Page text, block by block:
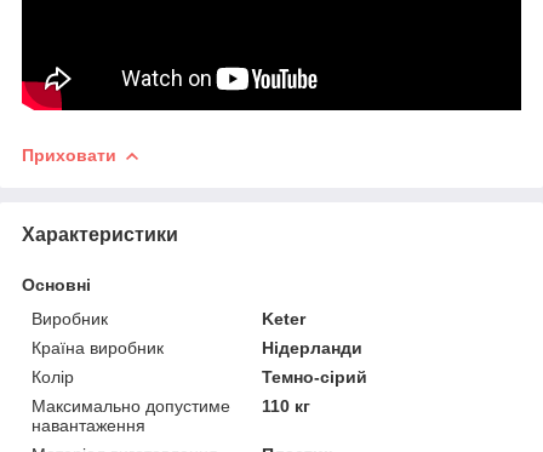
Приховати
Характеристики
Основні
Виробник
Keter
Країна виробник
Нідерланди
Колір
Темно-сірий
Максимально допустиме
навантаження
110 кг